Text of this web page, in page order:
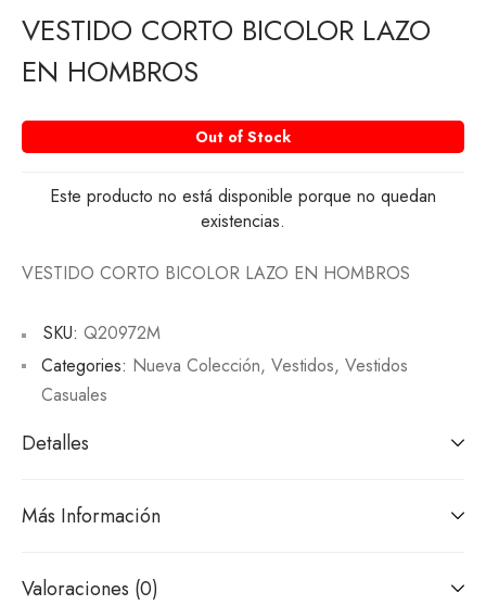
VESTIDO CORTO BICOLOR LAZO
EN HOMBROS
Out of Stock
Este producto no está disponible porque no quedan
existencias.
VESTIDO CORTO BICOLOR LAZO EN HOMBROS
SKU: Q20972M
Categories: Nueva Colección, Vestidos, Vestidos
Casuales
Detalles
Más Información
Valoraciones (0)